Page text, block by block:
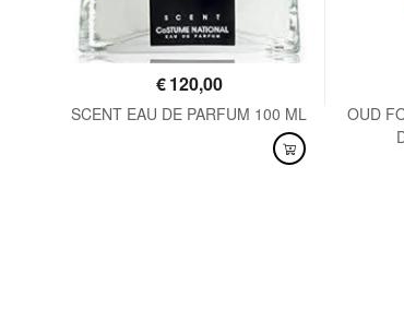
€120,00
SCENT EAU DE PARFUM 100 ML
OUD